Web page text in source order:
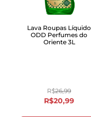
Lava Roupas Líquido
ODD Perfumes do
Oriente 3L
R$26,99
R$20,99